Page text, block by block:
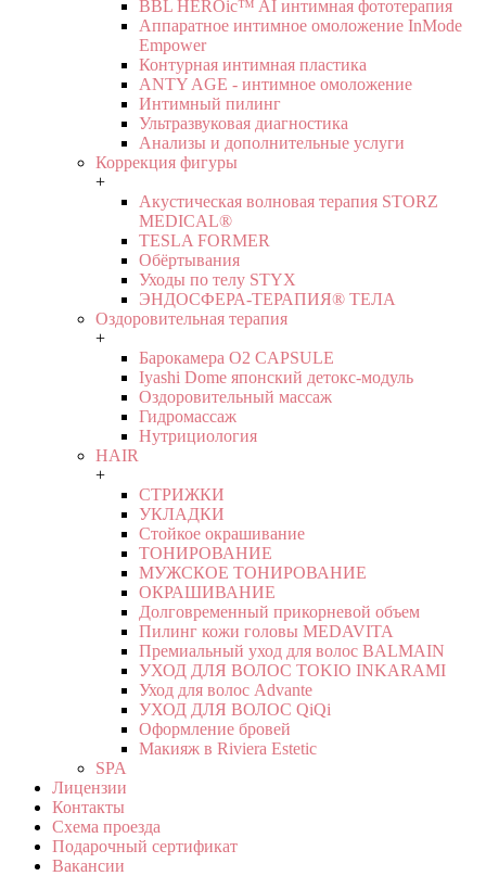
BBL HEROic™ AI интимная фототерапия
Аппаратное интимное омоложение InMode
Empower
Контурная интимная пластика
ANTY AGE - интимное омоложение
Интимный пилинг
Ультразвуковая диагностика
Анализы и дополнительные услуги
Коррекция фигуры
+
Акустическая волновая терапия STORZ
MEDICAL®
TESLA FORMER
Обёртывания
Уходы по телу STYX
ЭНДОСФЕРА-ТЕРАПИЯ® ТЕЛА
Оздоровительная терапия
+
Барокамера O2 CAPSULE
Iyashi Dome японский детокс-модуль
Оздоровительный массаж
Гидромассаж
Нутрициология
HAIR
+
СТРИЖКИ
УКЛАДКИ
Стойкое окрашивание
ТОНИРОВАНИЕ
МУЖСКОЕ ТОНИРОВАНИЕ
ОКРАШИВАНИЕ
Долговременный прикорневой объем
Пилинг кожи головы MEDAVITA
Премиальный уход для волос BALMAIN
УХОД ДЛЯ ВОЛОС TOKIO INKARAMI
Уход для волос Advante
УХОД ДЛЯ ВОЛОС QiQi
Оформление бровей
Макияж в Riviera Estetic
SPA
Лицензии
Контакты
Схема проезда
Подарочный сертификат
Вакансии